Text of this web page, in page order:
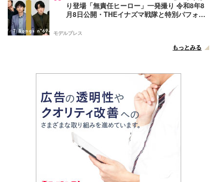
り登場「無責任ヒーロー」一発撮り 令和8年8
月8日公開・THEイナズマ戦隊と特別パフォー
モデルプレス
もっとみる